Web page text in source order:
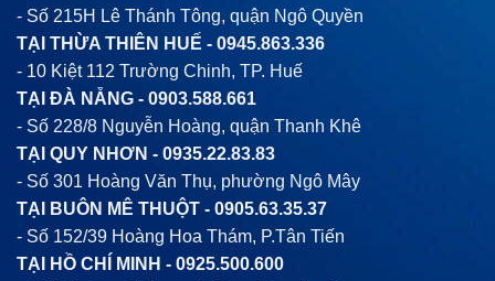
- Số 215H Lê Thánh Tông, quận Ngô Quyền
TẠI THỪA THIÊN HUẾ - 0945.863.336
- 10 Kiệt 112 Trường Chinh, TP. Huế
TẠI ĐÀ NẴNG - 0903.588.661
- Số 228/8 Nguyễn Hoàng, quận Thanh Khê
TẠI QUY NHƠN - 0935.22.83.83
- Số 301 Hoàng Văn Thụ, phường Ngô Mây
TẠI BUÔN MÊ THUỘT - 0905.63.35.37
- Số 152/39 Hoàng Hoa Thám, P.Tân Tiến
TẠI HỒ CHÍ MINH - 0925.500.600